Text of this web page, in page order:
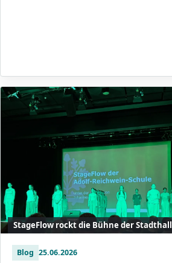
Blog 25.06.2026